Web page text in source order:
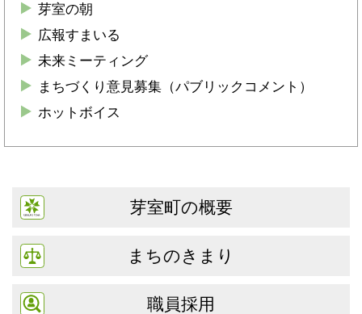
芽室の朝
広報すまいる
未来ミーティング
まちづくり意見募集（パブリックコメント）
ホットボイス
芽室町の概要
まちのきまり
職員採用